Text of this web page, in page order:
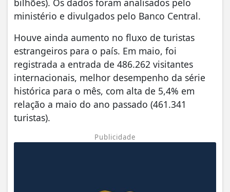
ministério e divulgados pelo Banco Central.
Houve ainda aumento no fluxo de turistas
estrangeiros para o país. Em maio, foi
registrada a entrada de 486.262 visitantes
internacionais, melhor desempenho da série
histórica para o mês, com alta de 5,4% em
relação a maio do ano passado (461.341
turistas).
Publicidade